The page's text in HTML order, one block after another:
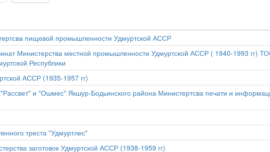
пищевой промышленности Удмуртской АССР
Министерства местной промышленности Удмуртской АССР ( 1940-1993 гг)
Республики
АССР (1935-1957 гг)
и "Ошмес" Якшур-Бодьинского района Министертсва печати и
треста "Удмуртлес"
заготовок Удмуртской АССР (1938-1959 гг)